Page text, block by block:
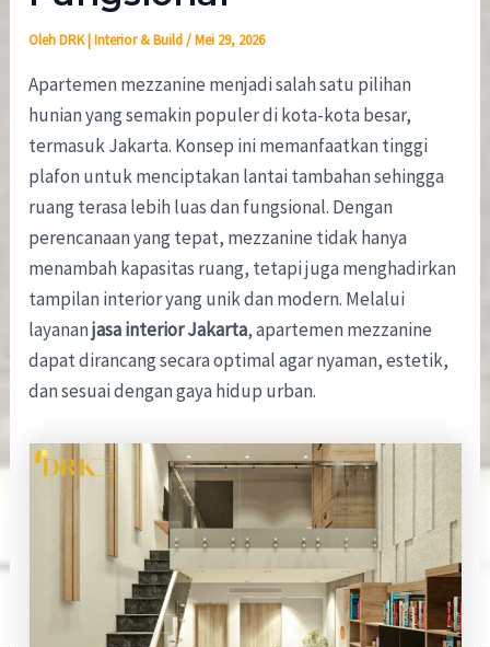
OlehDRK | Interior & Build/Mei 29, 2026
Apartemen mezzanine menjadi salah satu pilihan
hunian yang semakin populer di kota-kota besar,
termasuk Jakarta. Konsep ini memanfaatkan tinggi
plafon untuk menciptakan lantai tambahan sehingga
ruang terasa lebih luas dan fungsional. Dengan
perencanaan yang tepat, mezzanine tidak hanya
menambah kapasitas ruang, tetapi juga menghadirkan
tampilan interior yang unik dan modern. Melalui
layananjasa interior Jakarta, apartemen mezzanine
dapat dirancang secara optimal agar nyaman, estetik,
dan sesuai dengan gaya hidup urban.